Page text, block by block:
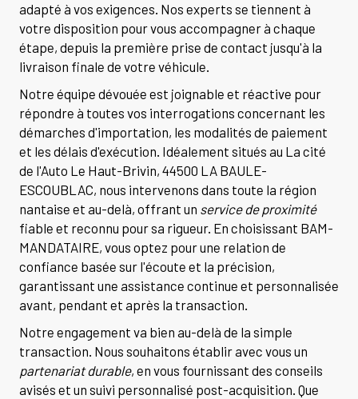
adapté à vos exigences. Nos experts se tiennent à
votre disposition pour vous accompagner à chaque
étape, depuis la première prise de contact jusqu'à la
livraison finale de votre véhicule.
Notre équipe dévouée est joignable et réactive pour
répondre à toutes vos interrogations concernant les
démarches d'importation, les modalités de paiement
et les délais d'exécution. Idéalement situés au La cité
de l'Auto Le Haut-Brivin, 44500 LA BAULE-
ESCOUBLAC, nous intervenons dans toute la région
nantaise et au-delà, offrant un service de proximité
fiable et reconnu pour sa rigueur. En choisissant BAM-
MANDATAIRE, vous optez pour une relation de
confiance basée sur l'écoute et la précision,
garantissant une assistance continue et personnalisée
avant, pendant et après la transaction.
Notre engagement va bien au-delà de la simple
transaction. Nous souhaitons établir avec vous un
partenariat durable, en vous fournissant des conseils
avisés et un suivi personnalisé post-acquisition. Que